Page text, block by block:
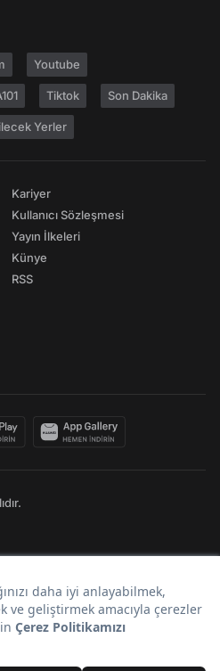
Youtube
Tiktok Son Dakika
Yerler
Kariyer
Kullanıcı Sözleşmesi
Yayın İlkeleri
Künye
RSS